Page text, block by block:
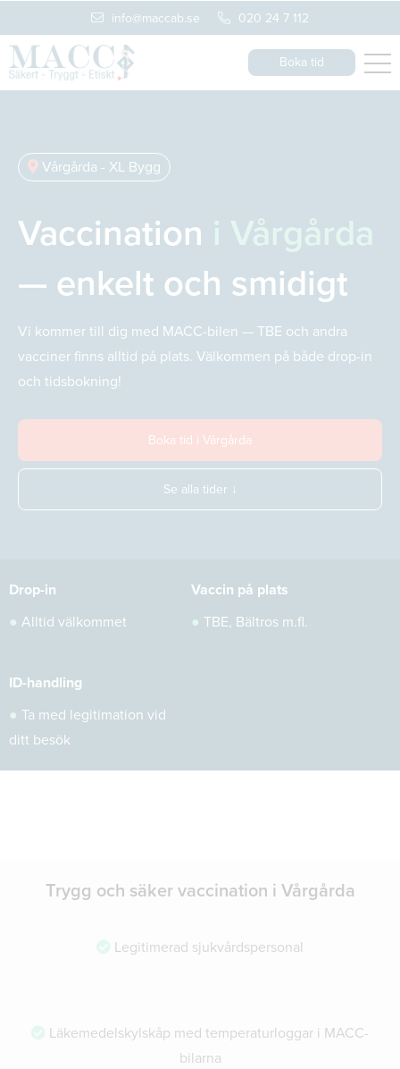
info@maccab.se 020 24 7 112
Boka tid
Vårgårda - XL Bygg
Vaccination
— enkelt och smidigt
Vi kommer till dig med MACC-bilen — TBE och andra
vacciner finns alltid på plats. Välkommen på både drop-in
och tidsbokning!
Boka tid i Vårgårda
Se alla tider ↓
Drop-in
● Alltid välkommet
Vaccin på plats
● TBE, Bältros m.fl.
ID-handling
● Ta med legitimation vid
ditt besök
Trygg och säker vaccination i Vårgårda
Legitimerad sjukvårdspersonal
Läkemedelskylskåp med temperaturloggar i MACC-
bilarna